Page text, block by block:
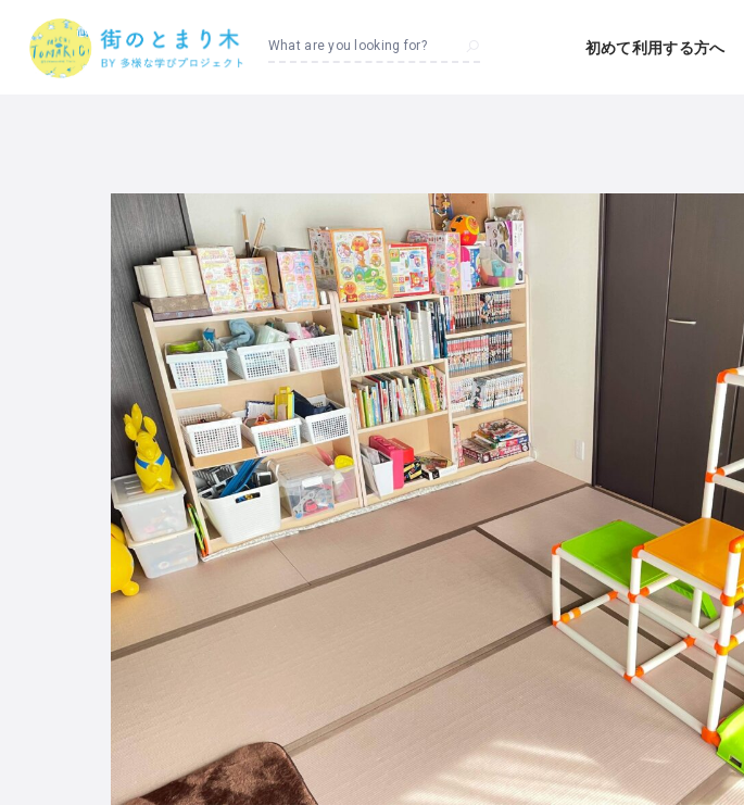
What are you looking for? 初めて利用する方へ